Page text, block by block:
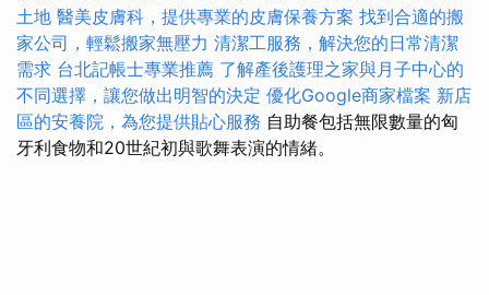
土地 醫美皮膚科，提供專業的皮膚保養方案 找到合適的搬
家公司，輕鬆搬家無壓力 清潔工服務，解決您的日常清潔
需求 台北記帳士專業推薦 了解產後護理之家與月子中心的
不同選擇，讓您做出明智的決定 優化Google商家檔案 新店
區的安養院，為您提供貼心服務 自助餐包括無限數量的匈
牙利食物和20世紀初與歌舞表演的情緒。